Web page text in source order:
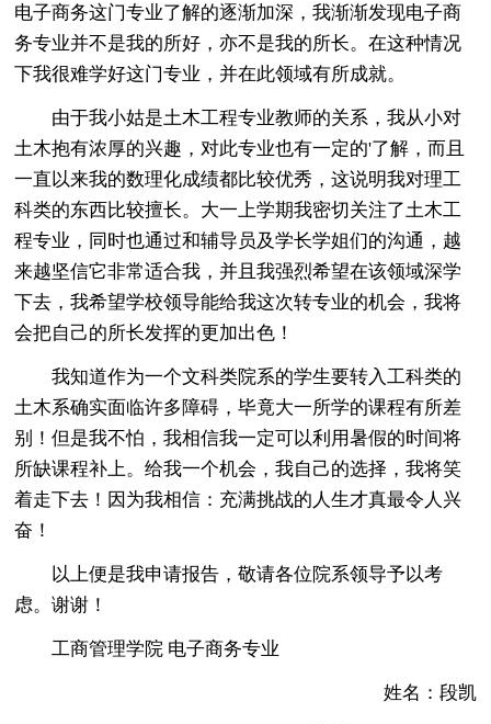
电子商务这门专业了解的逐渐加深，我渐渐发现电子商
务专业并不是我的所好，亦不是我的所长。在这种情况
下我很难学好这门专业，并在此领域有所成就。
由于我小姑是土木工程专业教师的关系，我从小对
土木抱有浓厚的兴趣，对此专业也有一定的'了解，而且
一直以来我的数理化成绩都比较优秀，这说明我对理工
科类的东西比较擅长。大一上学期我密切关注了土木工
程专业，同时也通过和辅导员及学长学姐们的沟通，越
来越坚信它非常适合我，并且我强烈希望在该领域深学
下去，我希望学校领导能给我这次转专业的机会，我将
会把自己的所长发挥的更加出色！
我知道作为一个文科类院系的学生要转入工科类的
土木系确实面临许多障碍，毕竟大一所学的课程有所差
别！但是我不怕，我相信我一定可以利用暑假的时间将
所缺课程补上。给我一个机会，我自己的选择，我将笑
着走下去！因为我相信：充满挑战的人生才真最令人兴
奋！
以上便是我申请报告，敬请各位院系领导予以考
虑。谢谢！
工商管理学院 电子商务专业
姓名：段凯